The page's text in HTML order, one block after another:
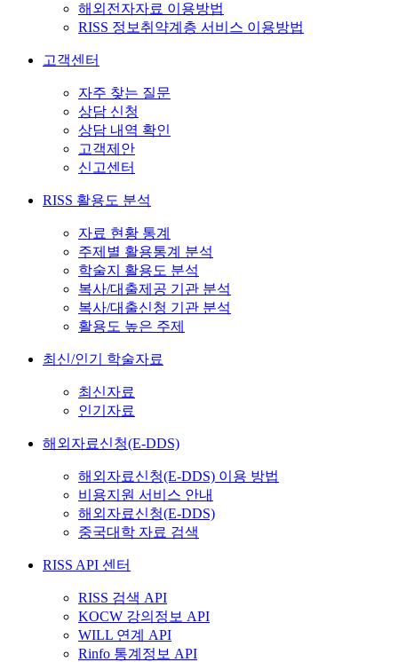
해외전자자료 이용방법
RISS 정보취약계층 서비스 이용방법
고객센터
자주 찾는 질문
상담 신청
상담 내역 확인
고객제안
신고센터
RISS 활용도 분석
자료 현황 통계
주제별 활용통계 분석
학술지 활용도 분석
복사/대출제공 기관 분석
복사/대출신청 기관 분석
활용도 높은 주제
최신/인기 학술자료
최신자료
인기자료
해외자료신청(E-DDS)
해외자료신청(E-DDS) 이용 방법
비용지원 서비스 안내
해외자료신청(E-DDS)
중국대학 자료 검색
RISS API 센터
RISS 검색 API
KOCW 강의정보 API
WILL 연계 API
Rinfo 통계정보 API